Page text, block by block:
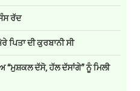
ਰੱਦ
ਪਿਤਾ ਦੀ ਕੁਰਬਾਨੀ ਸੀ
ਦੱਸੋ, ਹੱਲ ਦੱਸਾਂਗੇ” ਨੂੰ ਮਿਲੀ